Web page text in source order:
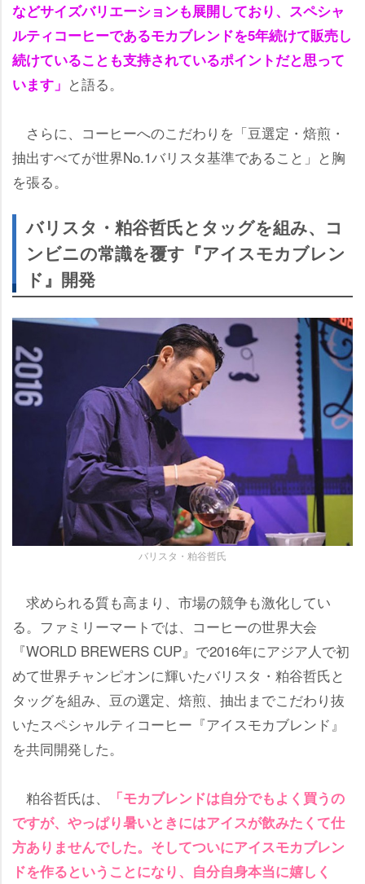
などサイズバリエーションも展開しており、スペシャ
ルティコーヒーであるモカブレンドを5年続けて販売し
続けていることも支持されているポイントだと思って
います」 と語る。
さらに、コーヒーへのこだわりを「豆選定・焙煎・
抽出すべてが世界No.1バリスタ基準であること」と胸
を張る。
バリスタ・粕谷哲氏とタッグを組み、コ
ンビニの常識を覆す『アイスモカブレン
ド』開発
バリスタ・粕谷哲氏
求められる質も高まり、市場の競争も激化してい
る。ファミリーマートでは、コーヒーの世界大会
『WORLD BREWERS CUP』で2016年にアジア人で初
めて世界チャンピオンに輝いたバリスタ・粕谷哲氏と
タッグを組み、豆の選定、焙煎、抽出までこだわり抜
いたスペシャルティコーヒー『アイスモカブレンド』
を共同開発した。
粕谷哲氏は、
「モカブレンドは自分でもよく買うの
ですが、やっぱり暑いときにはアイスが飲みたくて仕
方ありませんでした。そしてついにアイスモカブレン
ドを作るということになり、自分自身本当に嬉しく